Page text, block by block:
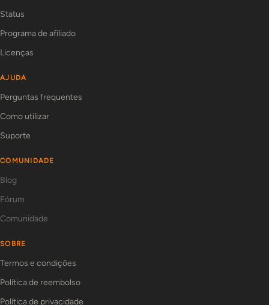
Status
Programa de afiliado
Licenças
AJUDA
Perguntas frequentes
Como utilizar
Suporte
COMUNIDADE
Blog
Fórum
Comunidade
SOBRE
Termos e condições
Política de reembolso
Política de privacidade